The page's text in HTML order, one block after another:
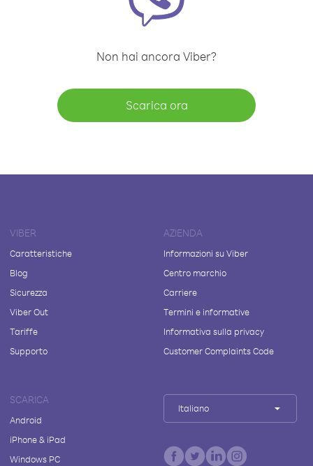
Non hai ancora Viber?
Scarica ora
VIBER
Caratteristiche
Blog
Sicurezza
Viber Out
Tariffe
Supporto
AZIENDA
Informazioni su Viber
Centro marchio
Carriere
Termini e informative
Informativa sulla privacy
Customer Complaints Code
SCARICA
Android
iPhone & iPad
Windows PC
Italiano